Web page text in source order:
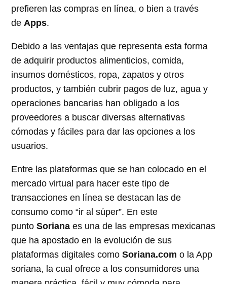
prefieren las compras en línea, o bien a través
de Apps.
Debido a las ventajas que representa esta forma
de adquirir productos alimenticios, comida,
insumos domésticos, ropa, zapatos y otros
productos, y también cubrir pagos de luz, agua y
operaciones bancarias han obligado a los
proveedores a buscar diversas alternativas
cómodas y fáciles para dar las opciones a los
usuarios.
Entre las plataformas que se han colocado en el
mercado virtual para hacer este tipo de
transacciones en línea se destacan las de
consumo como “ir al súper”. En este
puntoSoriana es una de las empresas mexicanas
que ha apostado en la evolución de sus
plataformas digitales como Soriana.com o la App
soriana, la cual ofrece a los consumidores una